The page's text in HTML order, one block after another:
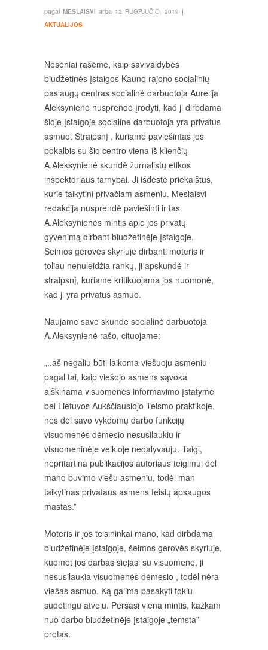
pagal MESLAISVI arba 12 RUGPJŪČIO, 2019 į
AKTUALIJOS
Neseniai rašėme, kaip savivaldybės
biudžetinės įstaigos Kauno rajono socialinių
paslaugų centras socialinė darbuotoja Aurelija
Aleksynienė nusprendė įrodyti, kad ji dirbdama
šioje įstaigoje socialine darbuotoja yra privatus
asmuo. Straipsnį , kuriame paviešintas jos
pokalbis su šio centro viena iš klienčių
A.Aleksynienė skundė žurnalistų etikos
inspektoriaus tarnybai. Ji išdėstė priekaištus,
kurie taikytini privačiam asmeniu. Meslaisvi
redakcija nusprendė paviešinti ir tas
A.Aleksynienės mintis apie jos privatų
gyvenimą dirbant biudžetinėje įstaigoje.
Šeimos gerovės skyriuje dirbanti moteris ir
toliau nenuleidžia rankų, ji apskundė ir
straipsnį, kuriame kritikuojama jos nuomonė,
kad ji yra privatus asmuo.
Naujame savo skunde socialinė darbuotoja
A.Aleksynienė rašo, cituojame:
„..aš negaliu būti laikoma viešuoju asmeniu
pagal tai, kaip viešojo asmens sąvoka
aiškinama visuomenės informavimo įstatyme
bei Lietuvos Aukščiausiojo Teismo praktikoje,
nes dėl savo vykdomų darbo funkcijų
visuomenės dėmesio nesusilaukiu ir
visuomeninėje veikloje nedalyvauju. Taigi,
nepritartina publikacijos autoriaus teigimui dėl
mano buvimo viešu asmeniu, todėl man
taikytinas privataus asmens teisių apsaugos
mastas.”
Moteris ir jos teisininkai mano, kad dirbdama
biudžetinėje įstaigoje, šeimos gerovės skyriuje,
kuomet jos darbas siejasi su visuomene, ji
nesusilaukia visuomenės dėmesio , todėl nėra
viešas asmuo. Ką galima pasakyti tokiu
sudėtingu atveju. Peršasi viena mintis, kažkam
nuo darbo biudžetinėje įstaigoje „temsta”
protas.